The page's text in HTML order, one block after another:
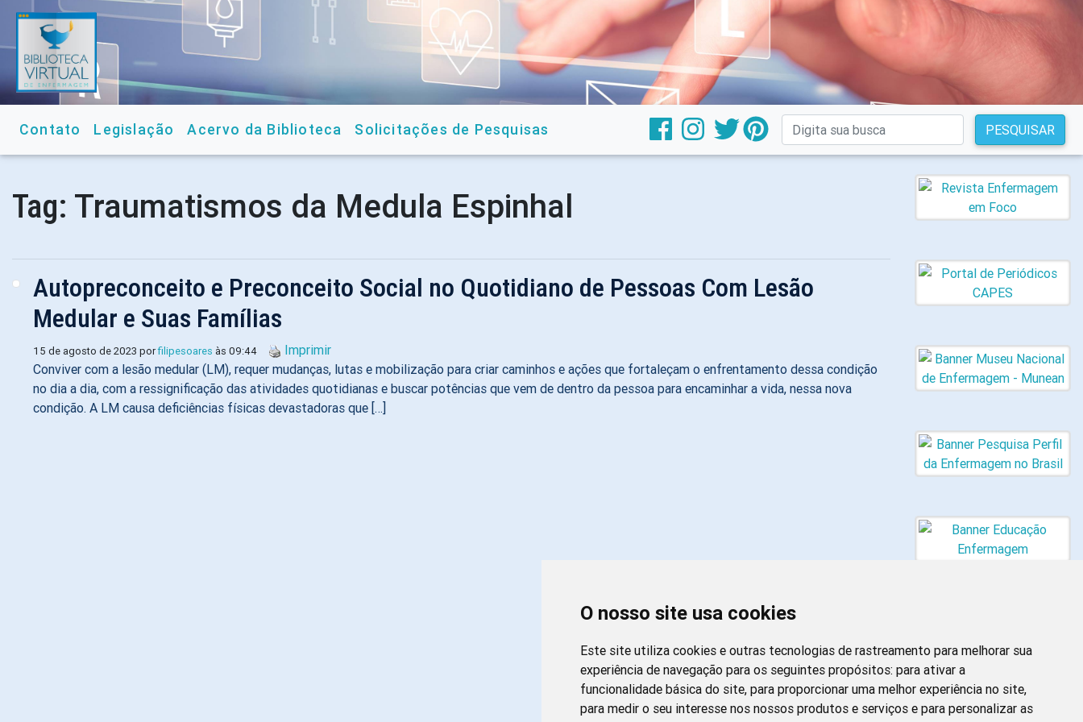
O nosso site usa cookies
Este site utiliza cookies e outras tecnologias de rastreamento para melhorar sua
experiência de navegação para os seguintes propósitos: para ativar a
funcionalidade básica do site, para proporcionar uma melhor experiência no site,
para medir o seu interesse nos nossos produtos e serviços e para personalizar as
Contato Legislação Acervo da Biblioteca Solicitações de Pesquisas PESQUISAR
Tag: Traumatismos da Medula Espinhal
Autopreconceito e Preconceito Social no Quotidiano de Pessoas Com Lesão
Medular e Suas Famílias
15 de agosto de 2023 porfilipesoares às 09:44
Imprimir
Conviver com a lesão medular (LM), requer mudanças, lutas e mobilização para criar caminhos e ações que fortaleçam o enfrentamento dessa condição
no dia a dia, com a ressignificação das atividades quotidianas e buscar potências que vem de dentro da pessoa para encaminhar a vida, nessa nova
condição. A LM causa deficiências físicas devastadoras que […]
Newsletter da